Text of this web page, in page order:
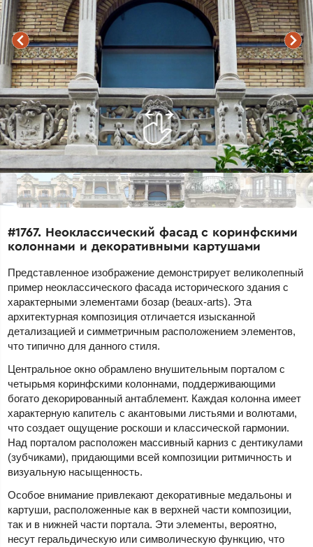
#1767. Неоклассический фасад с коринфскими
колоннами и декоративными картушами
Представленное изображение демонстрирует великолепный
пример неоклассического фасада исторического здания с
характерными элементами бозар (beaux-arts). Эта
архитектурная композиция отличается изысканной
детализацией и симметричным расположением элементов,
что типично для данного стиля.
Центральное окно обрамлено внушительным порталом с
четырьмя коринфскими колоннами, поддерживающими
богато декорированный антаблемент. Каждая колонна имеет
характерную капитель с акантовыми листьями и волютами,
что создает ощущение роскоши и классической гармонии.
Над порталом расположен массивный карниз с дентикулами
(зубчиками), придающими всей композиции ритмичность и
визуальную насыщенность.
Особое внимание привлекают декоративные медальоны и
картуши, расположенные как в верхней части композиции,
так и в нижней части портала. Эти элементы, вероятно,
несут геральдическую или символическую функцию, что